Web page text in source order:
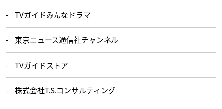
TVガイドみんなドラマ
東京ニュース通信社チャンネル
TVガイドストア
株式会社T.S.コンサルティング